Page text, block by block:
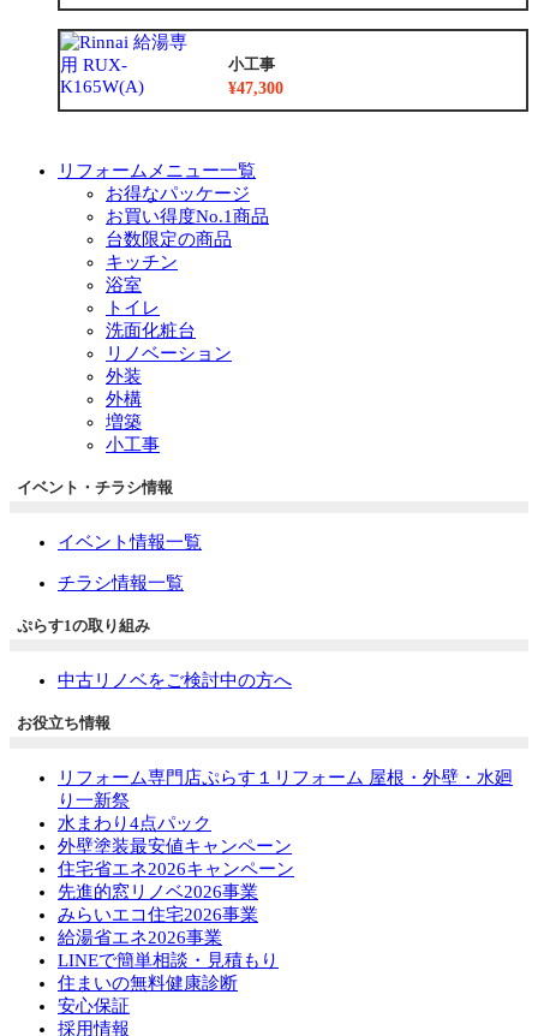
小工事
¥47,300
リフォームメニュー一覧
お得なパッケージ
お買い得度No.1商品
台数限定の商品
キッチン
浴室
トイレ
洗面化粧台
リノベーション
外装
外構
増築
小工事
イベント・チラシ情報
イベント情報一覧
チラシ情報一覧
ぷらす1の取り組み
中古リノベをご検討中の方へ
お役立ち情報
リフォーム専門店ぷらす１リフォーム 屋根・外壁・水廻
り一新祭
水まわり4点パック
外壁塗装最安値キャンペーン
住宅省エネ2026キャンペーン
先進的窓リノベ2026事業
みらいエコ住宅2026事業
給湯省エネ2026事業
LINEで簡単相談・見積もり
住まいの無料健康診断
安心保証
採用情報